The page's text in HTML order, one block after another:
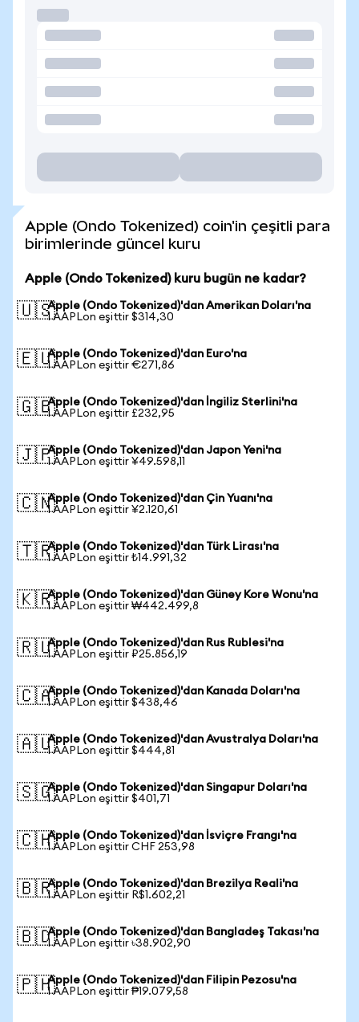
Apple (Ondo Tokenized) coin'in çeşitli para
birimlerinde güncel kuru
Apple (Ondo Tokenized) kuru bugün ne kadar?
🇺🇸Apple (Ondo Tokenized)'dan Amerikan Doları'na
1 AAPLon eşittir $314,30
🇪🇺Apple (Ondo Tokenized)'dan Euro'na
1 AAPLon eşittir €271,86
🇬🇧Apple (Ondo Tokenized)'dan İngiliz Sterlini'na
1 AAPLon eşittir £232,95
🇯🇵Apple (Ondo Tokenized)'dan Japon Yeni'na
1 AAPLon eşittir ¥49.598,11
🇨🇳Apple (Ondo Tokenized)'dan Çin Yuanı'na
1 AAPLon eşittir ¥2.120,61
🇹🇷Apple (Ondo Tokenized)'dan Türk Lirası'na
1 AAPLon eşittir ₺14.991,32
🇰🇷Apple (Ondo Tokenized)'dan Güney Kore Wonu'na
1 AAPLon eşittir ₩442.499,8
🇷🇺Apple (Ondo Tokenized)'dan Rus Rublesi'na
1 AAPLon eşittir ₽25.856,19
🇨🇦Apple (Ondo Tokenized)'dan Kanada Doları'na
1 AAPLon eşittir $438,46
🇦🇺Apple (Ondo Tokenized)'dan Avustralya Doları'na
1 AAPLon eşittir $444,81
🇸🇬Apple (Ondo Tokenized)'dan Singapur Doları'na
1 AAPLon eşittir $401,71
🇨🇭Apple (Ondo Tokenized)'dan İsviçre Frangı'na
1 AAPLon eşittir CHF 253,98
🇧🇷Apple (Ondo Tokenized)'dan Brezilya Reali'na
1 AAPLon eşittir R$1.602,21
🇧🇩Apple (Ondo Tokenized)'dan Bangladeş Takası'na
1 AAPLon eşittir ৳38.902,90
🇵🇭Apple (Ondo Tokenized)'dan Filipin Pezosu'na
1 AAPLon eşittir ₱19.079,58